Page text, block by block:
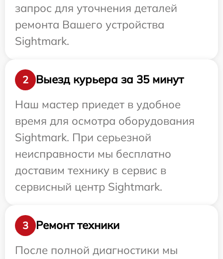
запрос для уточнения деталей
ремонта Вашего устройства
Sightmark.
2
Выезд курьера за 35 минут
Наш мастер приедет в удобное
время для осмотра оборудования
Sightmark. При серьезной
неисправности мы бесплатно
доставим технику в сервис в
сервисный центр Sightmark.
3
Ремонт техники
После полной диагностики мы